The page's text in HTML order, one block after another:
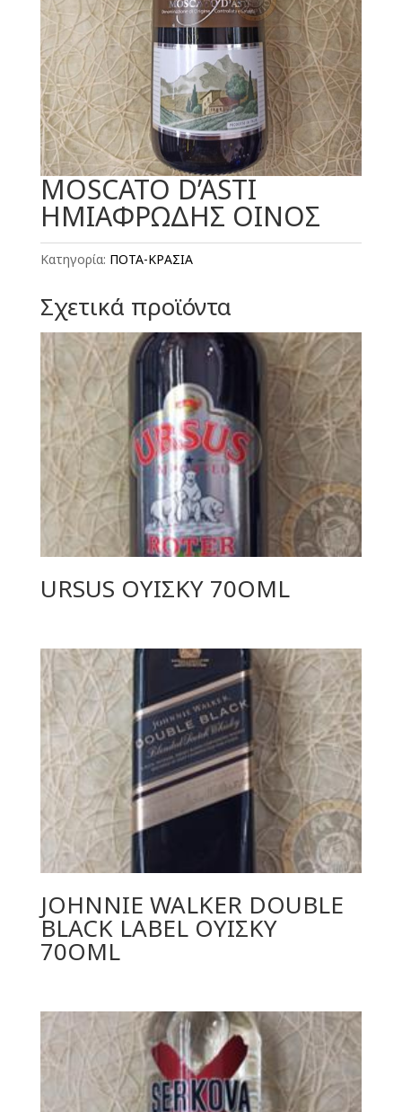
MOSCATO D’ASTI
HMIΑΦΡΩΔΗΣ ΟΙΝΟΣ
Κατηγορία: ΠΟΤΑ-ΚΡΑΣΙΑ
Σχετικά προϊόντα
URSUS ΟΥΙΣΚΥ 70ΟML
JOHNNIE WALKER DOUBLE
BLACK LABEL ΟΥΙΣΚΥ
70ΟML